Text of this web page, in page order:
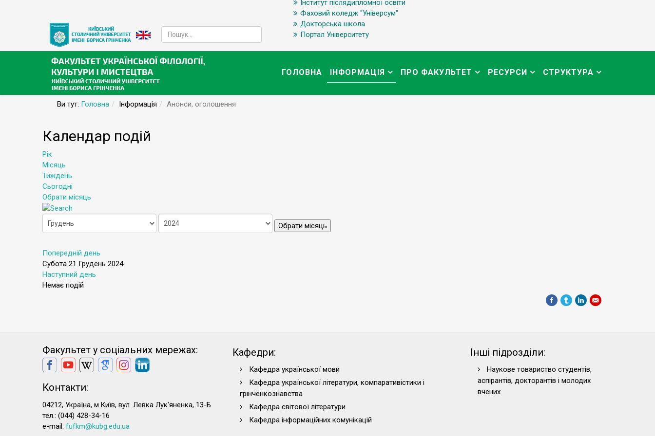
Інститут післядипломної освіти
Фаховий коледж "Універсум"
Докторська школа
Портал Університету
ГОЛОВНА ІНФОРМАЦІЯ ПРО ФАКУЛЬТЕТ РЕСУРСИ СТРУКТУРА
Ви тут: Головна Інформація Анонси, оголошення
Календар подій
Рік
Місяць
Тиждень
Сьогодні
Обрати місяць
Обрати місяць
Попередній день
Субота 21 Грудень 2024
Наступний день
Немає подій
Факультет у соціальних мережах:
Контакти:
04212, Україна, м.Київ, вул. Левка Лук'яненка, 13-Б
тел.: (044) 428-34-16
e-mail: fufkm@kubg.edu.ua
Кафедри:
Кафедра української мови
Кафедра української літератури, компаративістики і
грінченкознавства
Кафедра світової літератури
Кафедра інформаційних комунікацій
Інші підрозділи:
Наукове товариство студентів,
аспірантів, докторантів і молодих
вчених